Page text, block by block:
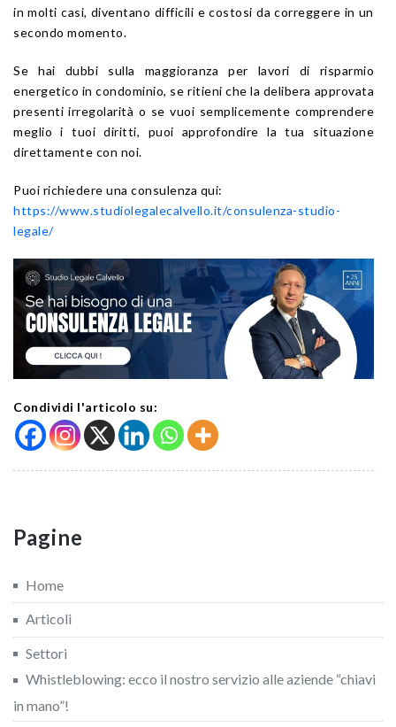
in molti casi, diventano difficili e costosi da correggere in un
secondo momento.
Se hai dubbi sulla maggioranza per lavori di risparmio
energetico in condominio, se ritieni che la delibera approvata
presenti irregolarità o se vuoi semplicemente comprendere
meglio i tuoi diritti, puoi approfondire la tua situazione
direttamente con noi.
Puoi richiedere una consulenza qui:
https://www.studiolegalecalvello.it/consulenza-studio-
legale/
Condividi l'articolo su:
Pagine
Home
Articoli
Settori
Whistleblowing: ecco il nostro servizio alle aziende “chiavi
in mano”!